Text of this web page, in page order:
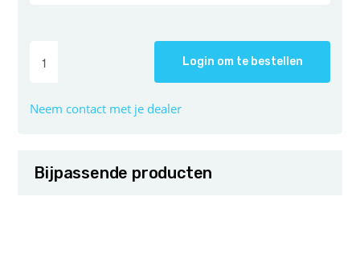
Login om te bestellen
Neem contact met je dealer
Bijpassende producten